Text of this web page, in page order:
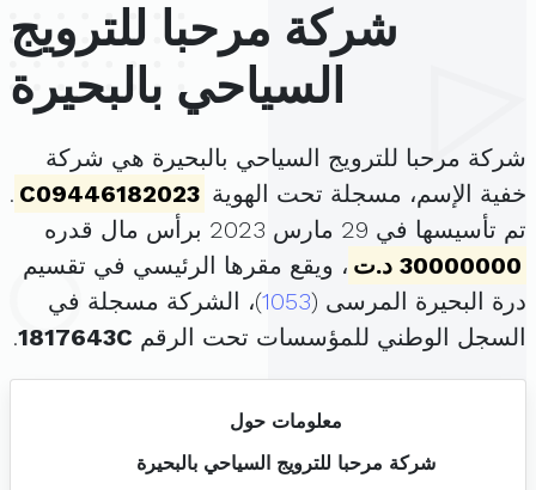
شركة مرحبا للترويج
السياحي بالبحيرة
شركة مرحبا للترويج السياحي بالبحيرة هي شركة
خفية الإسم، مسجلة تحت الهوية C09446182023
.
تم تأسيسها في 29 مارس 2023 برأس مال قدره
30000000 د.ت
، ويقع مقرها الرئيسي في تقسيم
درة البحيرة المرسى (1053)، الشركة مسجلة في
السجل الوطني للمؤسسات تحت الرقم 1817643C
.
معلومات حول
شركة مرحبا للترويج السياحي بالبحيرة